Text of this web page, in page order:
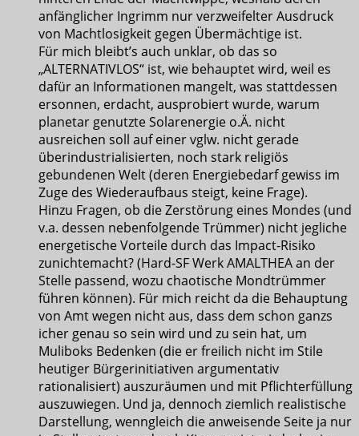
anfänglicher Ingrimm nur verzweifelter Ausdruck
von Machtlosigkeit gegen Übermächtige ist.
Für mich bleibt’s auch unklar, ob das so
„ALTERNATIVLOS“ ist, wie behauptet wird, weil es
dafür an Informationen mangelt, was stattdessen
ersonnen, erdacht, ausprobiert wurde, warum
planetar genutzte Solarenergie o.Ä. nicht
ausreichen soll auf einer vglw. nicht gerade
überindustrialisierten, noch stark religiös
gebundenen Welt (deren Energiebedarf gewiss im
Zuge des Wiederaufbaus steigt, keine Frage).
Hinzu Fragen, ob die Zerstörung eines Mondes (und
v.a. dessen nebenfolgende Trümmer) nicht jegliche
energetische Vorteile durch das Impact-Risiko
zunichtemacht? (Hard-SF Werk AMALTHEA an der
Stelle passend, wozu chaotische Mondtrümmer
führen können). Für mich reicht da die Behauptung
von Amt wegen nicht aus, dass dem schon ganzs
icher genau so sein wird und zu sein hat, um
Muliboks Bedenken (die er freilich nicht im Stile
heutiger Bürgerinitiativen argumentativ
rationalisiert) auszuräumen und mit Pflichterfüllung
auszuwiegen. Und ja, dennoch ziemlich realistische
Darstellung, wenngleich die anweisende Seite ja nur